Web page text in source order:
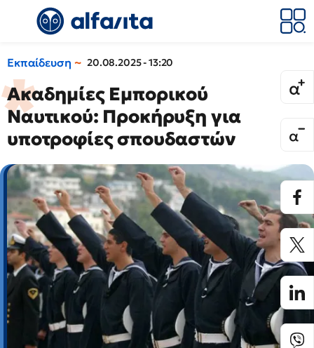
Εκπαίδευση 20.08.2025 - 13:20
Ακαδημίες Εμπορικού
Ναυτικού: Προκήρυξη για
υποτροφίες σπουδαστών